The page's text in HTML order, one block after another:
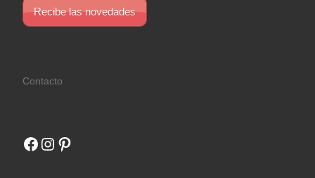
Recibe las novedades
Contacto
Facebook
Instagram
Pinterest